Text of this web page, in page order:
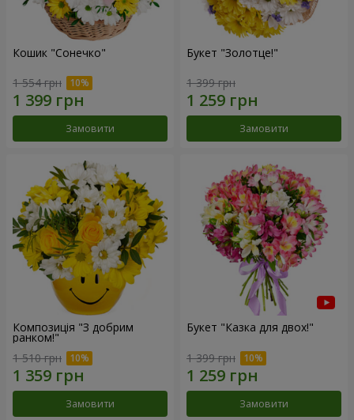
Кошик "Сонечко"
1 554 грн
Замовити
Букет "Золотце!"
1 399 грн
Замовити
Композиція "З добрим
ранком!"
1 510 грн
Замовити
Букет "Казка для двох!"
1 399 грн
Замовити